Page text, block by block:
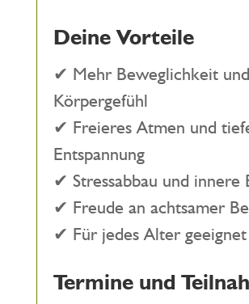
Deine Vorteile
✔ Mehr Beweglichkeit und
Körpergefühl
✔ Freieres Atmen und
Entspannung
✔ Stressabbau und innere
✔ Freude an achtsamer
✔ Für jedes Alter geeignet
Termine und